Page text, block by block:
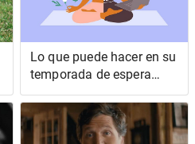
Lo que puede hacer en su
temporada de espera
(esperando conseguir su
primer trabajo en
tecnología)